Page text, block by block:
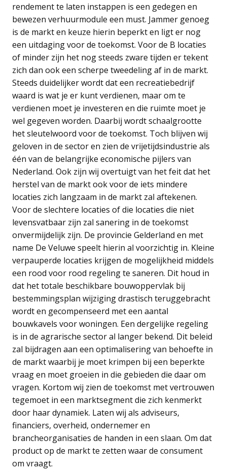
rendement te laten instappen is een gedegen en
bewezen verhuurmodule een must. Jammer genoeg
is de markt en keuze hierin beperkt en ligt er nog
een uitdaging voor de toekomst. Voor de B locaties
of minder zijn het nog steeds zware tijden er tekent
zich dan ook een scherpe tweedeling af in de markt.
Steeds duidelijker wordt dat een recreatiebedrijf
waard is wat je er kunt verdienen, maar om te
verdienen moet je investeren en die ruimte moet je
wel gegeven worden. Daarbij wordt schaalgrootte
het sleutelwoord voor de toekomst. Toch blijven wij
geloven in de sector en zien de vrijetijdsindustrie als
één van de belangrijke economische pijlers van
Nederland. Ook zijn wij overtuigt van het feit dat het
herstel van de markt ook voor de iets mindere
locaties zich langzaam in de markt zal aftekenen.
Voor de slechtere locaties of die locaties die niet
levensvatbaar zijn zal sanering in de toekomst
onvermijdelijk zijn. De provincie Gelderland en met
name De Veluwe speelt hierin al voorzichtig in. Kleine
verpauperde locaties krijgen de mogelijkheid middels
een rood voor rood regeling te saneren. Dit houd in
dat het totale beschikbare bouwoppervlak bij
bestemmingsplan wijziging drastisch teruggebracht
wordt en gecompenseerd met een aantal
bouwkavels voor woningen. Een dergelijke regeling
is in de agrarische sector al langer bekend. Dit beleid
zal bijdragen aan een optimalisering van behoefte in
de markt waarbij je moet krimpen bij een beperkte
vraag en moet groeien in die gebieden die daar om
vragen. Kortom wij zien de toekomst met vertrouwen
tegemoet in een marktsegment die zich kenmerkt
door haar dynamiek. Laten wij als adviseurs,
financiers, overheid, ondernemer en
brancheorganisaties de handen in een slaan. Om dat
product op de markt te zetten waar de consument
om vraagt.